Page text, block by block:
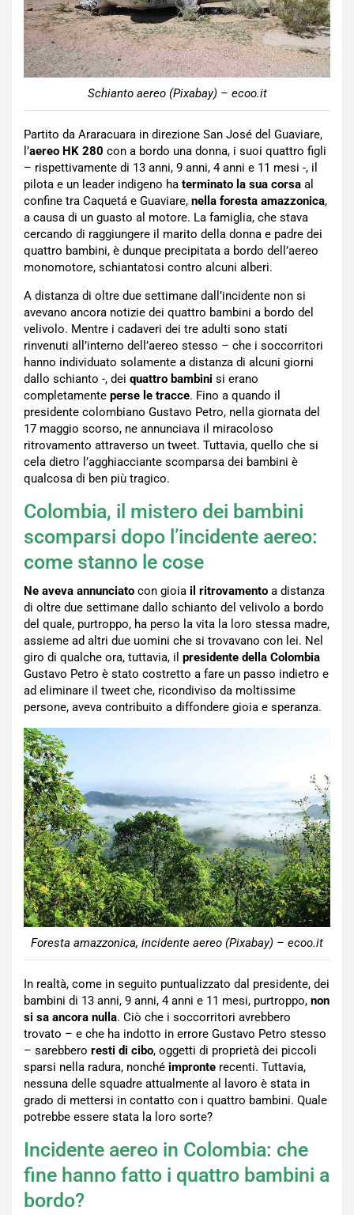
Schianto aereo (Pixabay) – ecoo.it
Partito da Araracuara in direzione San José del Guaviare,
l’aereo HK 280 con a bordo una donna, i suoi quattro figli
– rispettivamente di 13 anni, 9 anni, 4 anni e 11 mesi -, il
pilota e un leader indigeno ha terminato la sua corsa al
confine tra Caquetá e Guaviare, nella foresta amazzonica,
a causa di un guasto al motore. La famiglia, che stava
cercando di raggiungere il marito della donna e padre dei
quattro bambini, è dunque precipitata a bordo dell’aereo
monomotore, schiantatosi contro alcuni alberi.
A distanza di oltre due settimane dall’incidente non si
avevano ancora notizie dei quattro bambini a bordo del
velivolo. Mentre i cadaveri dei tre adulti sono stati
rinvenuti all’interno dell’aereo stesso – che i soccorritori
hanno individuato solamente a distanza di alcuni giorni
dallo schianto -, dei quattro bambini si erano
completamente perse le tracce. Fino a quando il
presidente colombiano Gustavo Petro, nella giornata del
17 maggio scorso, ne annunciava il miracoloso
ritrovamento attraverso un tweet. Tuttavia, quello che si
cela dietro l’agghiacciante scomparsa dei bambini è
qualcosa di ben più tragico.
Colombia, il mistero dei bambini
scomparsi dopo l’incidente aereo:
come stanno le cose
Ne aveva annunciato con gioia il ritrovamento a distanza
di oltre due settimane dallo schianto del velivolo a bordo
del quale, purtroppo, ha perso la vita la loro stessa madre,
assieme ad altri due uomini che si trovavano con lei. Nel
giro di qualche ora, tuttavia, il presidente della Colombia
Gustavo Petro è stato costretto a fare un passo indietro e
ad eliminare il tweet che, ricondiviso da moltissime
persone, aveva contribuito a diffondere gioia e speranza.
Foresta amazzonica, incidente aereo (Pixabay) – ecoo.it
In realtà, come in seguito puntualizzato dal presidente, dei
bambini di 13 anni, 9 anni, 4 anni e 11 mesi, purtroppo, non
si sa ancora nulla. Ciò che i soccorritori avrebbero
trovato – e che ha indotto in errore Gustavo Petro stesso
– sarebbero resti di cibo, oggetti di proprietà dei piccoli
sparsi nella radura, nonché impronte recenti. Tuttavia,
nessuna delle squadre attualmente al lavoro è stata in
grado di mettersi in contatto con i quattro bambini. Quale
potrebbe essere stata la loro sorte?
Incidente aereo in Colombia: che
fine hanno fatto i quattro bambini a
bordo?